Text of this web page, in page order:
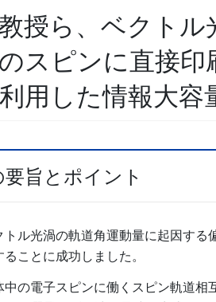
授ら、ベクト
スピンに直接印
用した情報大容
旨とポイント
トル光渦の軌道角運動量に起因する
ることに成功しました。
中の電子スピンに働くスピン軌道相